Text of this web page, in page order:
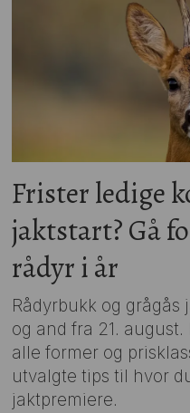
Frister ledige
jaktstart? Gå
rådyr i år
Rådyrbukk og grågås
og and fra 21.
alle former og
utvalgte tips til hvor
jaktpremiere.